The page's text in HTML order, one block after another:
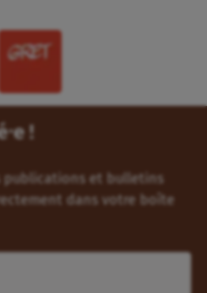
!
publications et bulletins
dans votre boîte